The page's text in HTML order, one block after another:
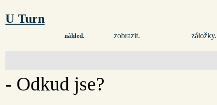
U Turn
náhled. zobrazit. záložky.
- Odkud jse?